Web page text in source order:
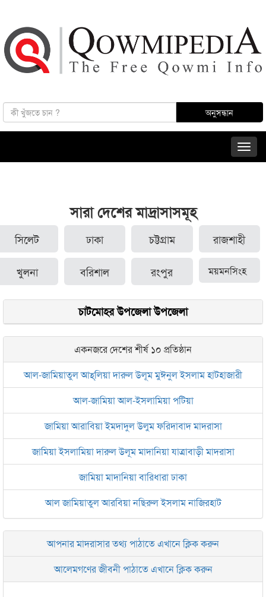
সারা দেশের মাদ্রাসাসমূহ
সিলেট ঢাকা চট্টগ্রাম রাজশাহী
খুলনা বরিশাল রংপুর ময়মনসিংহ
চাটমোহর উপজেলা উপজেলা
একনজরে দেশের শীর্ষ ১০ প্রতিষ্ঠান
আল-জামিয়াতুল আহ্‌লিয়া দারুল উলূম মুঈনুল ইসলাম হাটহাজারী
আল-জামিয়া আল-ইসলামিয়া পটিয়া
জামিয়া আরাবিয়া ইমদাদুল উলুম ফরিদাবাদ মাদরাসা
জামিয়া ইসলামিয়া দারুল উলূম মাদানিয়া যাত্রাবাড়ী মাদরাসা
জামিয়া মাদানিয়া বারিধারা ঢাকা
আল জামিয়াতুল আরবিয়া নছিরুল ইসলাম নাজিরহাট
জামেয়া দারুল মা‘আরিফ আল-ইসলামিয়া চট্টগ্রাম
ইসলামিক রিসার্চ সেন্টার বাংলাদেশ বসুন্ধরা
জামেয়া আরাবিয়া রহমানিয়া, ঢাকা
আপনার মাদরাসার তথ্য পাঠাতে এখানে ক্লিক করুন
আলেমগণের জীবনী পাঠাতে এখানে ক্লিক করুন